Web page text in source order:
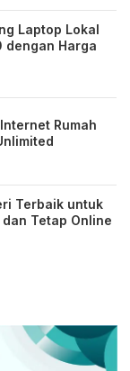
Laptop Lokal
dengan Harga
Rumah
Terbaik untuk
Tetap Online